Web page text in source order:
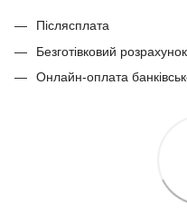
Післясплата
Безготівковий
Онлайн-оплата